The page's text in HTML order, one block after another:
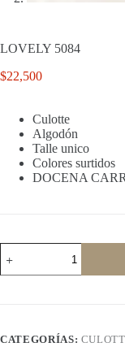
LOVELY 5084
$22,500
Culotte
Algodón
Talle unico
Colores surtidos
DOCENA
5084
cantidad
CATEGORÍAS: